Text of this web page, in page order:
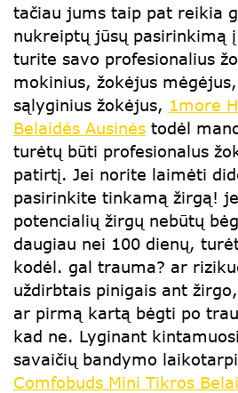
tačiau jums taip pat reikia
nukreiptų jūsų pasirinkimą
turite savo profesionalius
mokinius, žokėjus
sąlyginius žokėjus, 1more
Belaidės Ausinės todėl
turėtų būti profesionalus
patirtį. Jei norite laimėti
pasirinkite tinkamą žirgą!
potencialių žirgų nebūtų
daugiau nei 100 dienų,
kodėl. gal trauma? ar
uždirbtais pinigais ant
ar pirmą kartą bėgti po
kad ne. Lyginant
savaičių bandymo
Comfobuds Mini Tikros